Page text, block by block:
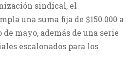
sindical, el
una suma fija de $150.000 a
mayo, además de una serie
escalonados para los